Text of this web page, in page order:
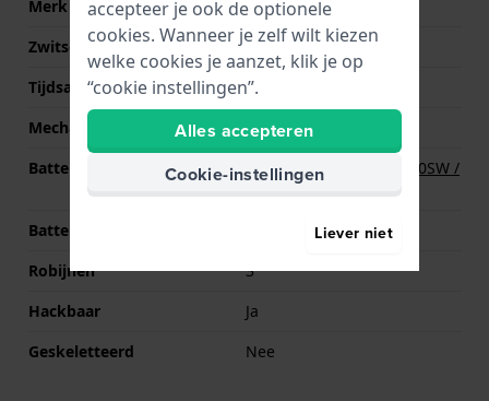
Merk uurwerk
ETA
Zwitsers uurwerk
Ja
Tijdsaanduiding
Analoog
Mechanisme
Quartz
Batterij
Renata R371 371 / SR920SW /
SG6 / AG6 Batterij
Batterijduur
68 Maanden
Robijnen
3
Hackbaar
Ja
Geskeletteerd
Nee
accepteer je ook de optionele
cookies. Wanneer je zelf wilt kiezen
welke cookies je aanzet, klik je op
“cookie instellingen”.
Alles accepteren
Cookie-instellingen
Liever niet